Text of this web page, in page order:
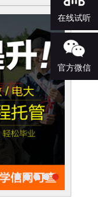
在线试听
官方微信